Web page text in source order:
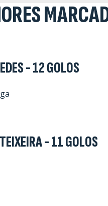
- 12 GOLOS
- 11 GOLOS